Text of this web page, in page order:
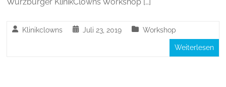
Klinikclowns Juli 23, 2019 Workshop
Weiterlesen